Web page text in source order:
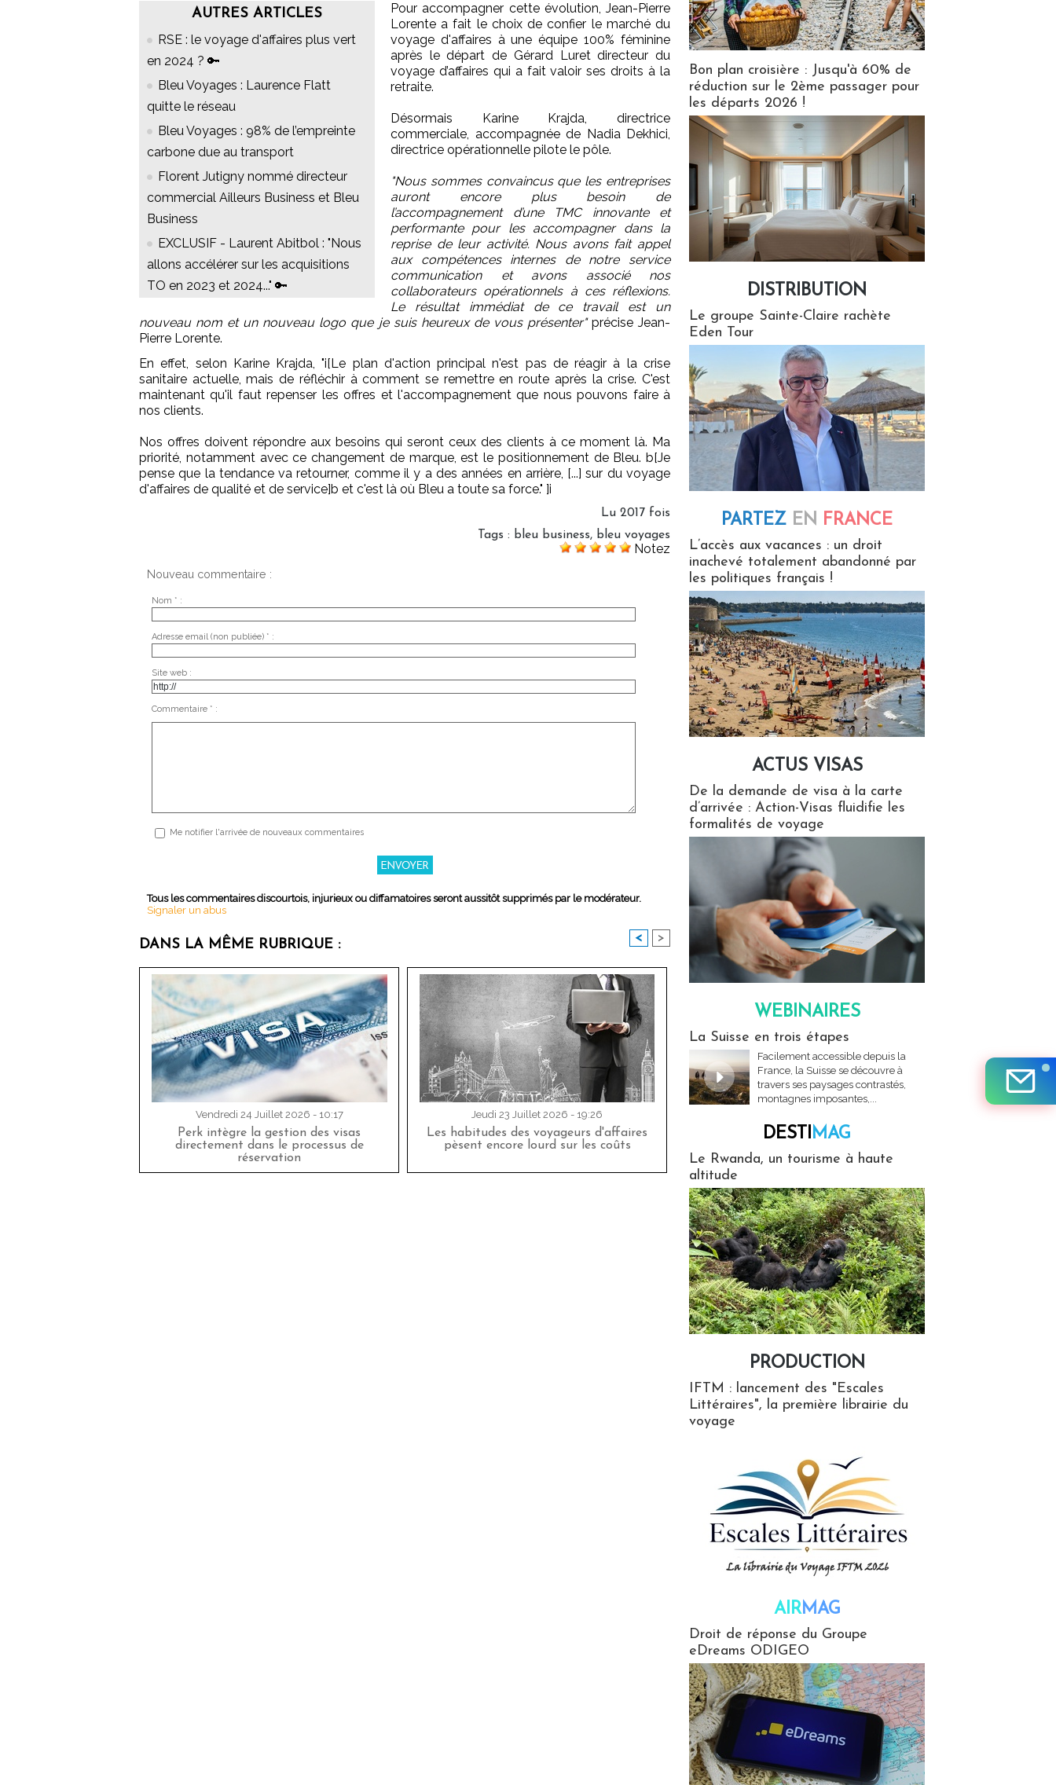
AUTRES ARTICLES
RSE : le voyage d'affaires plus vert
en 2024 ? 🔑
Bleu Voyages : Laurence Flatt
quitte le réseau
Bleu Voyages : 98% de l’empreinte
carbone due au transport
Florent Jutigny nommé directeur
commercial Ailleurs Business et Bleu
Business
EXCLUSIF - Laurent Abitbol : "Nous
allons accélérer sur les acquisitions
TO en 2023 et 2024..." 🔑
Pour accompagner cette évolution, Jean-Pierre
Lorente a fait le choix de confier le marché du
voyage d'affaires à une équipe 100% féminine
après le départ de Gérard Luret directeur du
voyage d’affaires qui a fait valoir ses droits à la
retraite.
Désormais Karine Krajda, directrice
commerciale, accompagnée de Nadia Dekhici,
directrice opérationnelle pilote le pôle.
"Nous sommes convaincus que les entreprises
auront encore plus besoin de
l’accompagnement d’une TMC innovante et
performante pour les accompagner dans la
reprise de leur activité. Nous avons fait appel
aux compétences internes de notre service
communication et avons associé nos
collaborateurs opérationnels à ces réflexions.
Le résultat immédiat de ce travail est un
nouveau nom et un nouveau logo que je suis heureux de vous présenter"précise Jean-
Pierre Lorente.
En effet, selon Karine Krajda, "i[Le plan d'action principal n'est pas de réagir à la crise
sanitaire actuelle, mais de réfléchir à comment se remettre en route après la crise. C'est
maintenant qu'il faut repenser les offres et l'accompagnement que nous pouvons faire à
nos clients.
Nos offres doivent répondre aux besoins qui seront ceux des clients à ce moment là. Ma
priorité, notamment avec ce changement de marque, est le positionnement de Bleu. b[Je
pense que la tendance va retourner, comme il y a des années en arrière, [...] sur du voyage
d'affaires de qualité et de service]b et c'est là où Bleu a toute sa force." ]i
Lu 2017 fois
Tags : bleu business, bleu voyages
Notez
Nouveau commentaire :
Nom * :
Adresse email (non publiée) * :
Site web :
Commentaire * :
Me notifier l'arrivée de nouveaux commentaires
Tous les commentaires discourtois, injurieux ou diffamatoires seront aussitôt supprimés par le modérateur.
Signaler un abus
DANS LA MÊME RUBRIQUE : < >
Vendredi 24 Juillet 2026 - 10:17
Perk intègre la gestion des visas
directement dans le processus de
réservation
Jeudi 23 Juillet 2026 - 19:26
Les habitudes des voyageurs d'affaires
pèsent encore lourd sur les coûts
Bon plan croisière : Jusqu'à 60% de
réduction sur le 2ème passager pour
les départs 2026 !
DISTRIBUTION
Le groupe Sainte-Claire rachète
Eden Tour
PARTEZ EN FRANCE
L’accès aux vacances : un droit
inachevé totalement abandonné par
les politiques français !
ACTUS VISAS
De la demande de visa à la carte
d’arrivée : Action-Visas fluidifie les
formalités de voyage
WEBINAIRES
La Suisse en trois étapes
Facilement accessible depuis la
France, la Suisse se découvre à
travers ses paysages contrastés,
montagnes imposantes,...
DESTIMAG
Le Rwanda, un tourisme à haute
altitude
PRODUCTION
IFTM : lancement des "Escales
Littéraires", la première librairie du
voyage
AIRMAG
Droit de réponse du Groupe
eDreams ODIGEO